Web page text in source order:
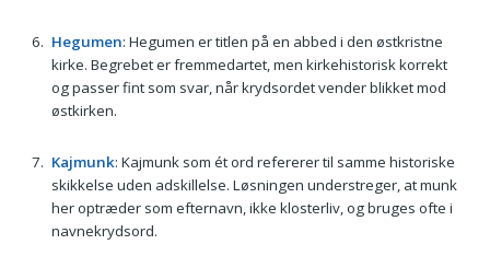
Hegumen: Hegumen er titlen på en abbed i den østkristne
kirke. Begrebet er fremmedartet, men kirkehistorisk korrekt
og passer fint som svar, når krydsordet vender blikket mod
østkirken.
Kajmunk: Kajmunk som ét ord refererer til samme historiske
skikkelse uden adskillelse. Løsningen understreger, at munk
her optræder som efternavn, ikke klosterliv, og bruges ofte i
navnekrydsord.